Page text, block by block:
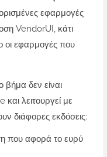
εφαρμογές
VendorUI, κάτι
οι εφαρμογές που
βήμα δεν είναι
λειτουργεί με
διάφορες εκδόσεις:
που αφορά το ευρύ